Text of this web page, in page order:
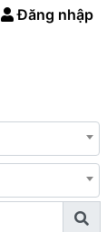
Đăng nhập